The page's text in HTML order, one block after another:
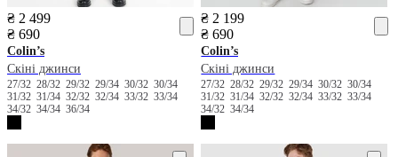
₴ 2 499
₴ 690
Colin’s
Скіні джинси
27/32 28/32 29/32 29/34 30/32 30/34
31/32 31/34 32/32 32/34 33/32 33/34
34/32 34/34 36/34
₴ 2 199
₴ 690
Colin’s
Скіні джинси
27/3228/3229/3229/3430/3230/34
31/3231/3432/3232/3433/3233/34
34/3234/34